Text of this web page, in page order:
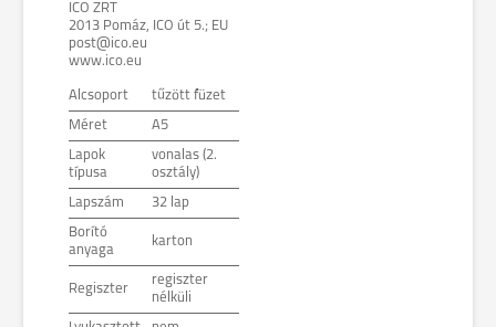
ICO ZRT
2013 Pomáz, ICO út 5.; EU
post@ico.eu
www.ico.eu
Alcsoport tűzött füzet
Méret A5
Lapok
típusa
vonalas (2.
osztály)
Lapszám 32 lap
Borító
anyaga
karton
Regiszter
regiszter
nélküli